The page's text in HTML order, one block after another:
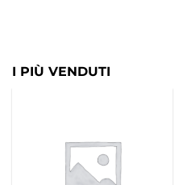
I PIÙ VENDUTI